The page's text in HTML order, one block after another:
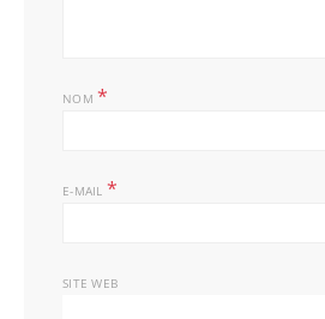
NOM *
E-MAIL *
SITE WEB